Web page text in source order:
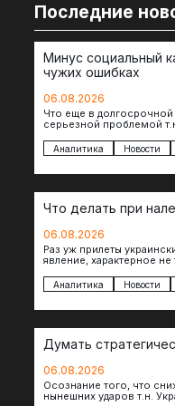
Последние
Минус социальный
чужих ошибках
06.08.2026
Что еще в долгосрочной
серьезной проблемой
которых будет…
Аналитика Новости
Что делать при
06.08.2026
Раз уж прилеты
явление, характерное
Аналитика Новости
Думать
06.08.2026
Осознание того, что
нынешних ударов т.н.